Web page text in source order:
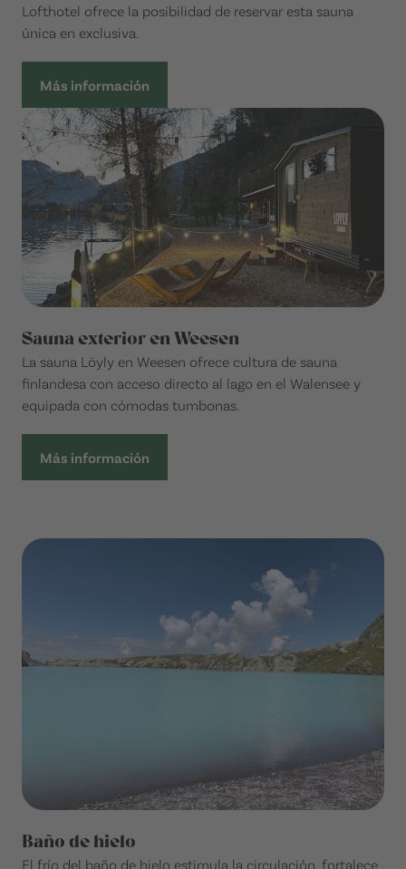
Lofthotel ofrece la posibilidad de reservar esta sauna
única en exclusiva.
Más información
Sauna exterior en Weesen
La sauna Löyly en Weesen ofrece cultura de sauna
finlandesa con acceso directo al lago en el Walensee y
equipada con cómodas tumbonas.
Más información
Baño de hielo
El frío del baño de hielo estimula la circulación, fortalece